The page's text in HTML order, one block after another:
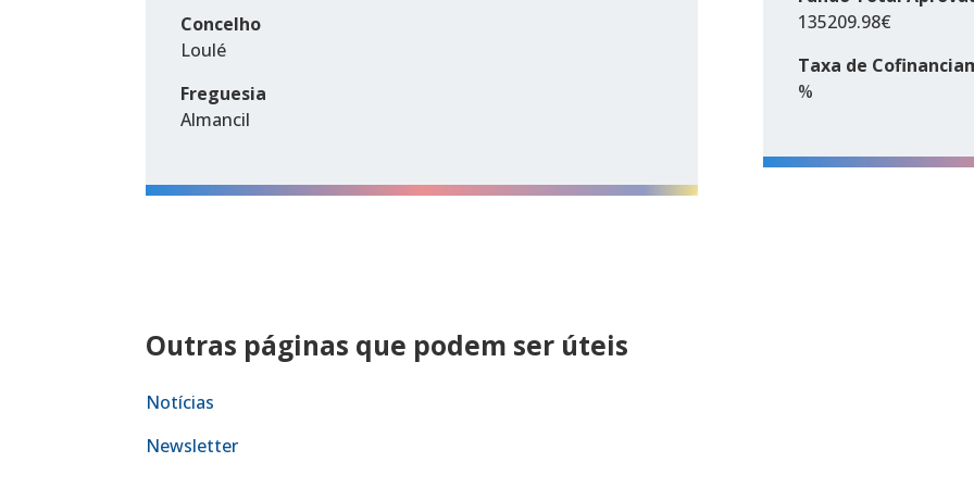
Concelho
Loulé
Freguesia
Almancil
135209.98€
Taxa de
%
Outras páginas que podem ser úteis
Notícias
Newsletter